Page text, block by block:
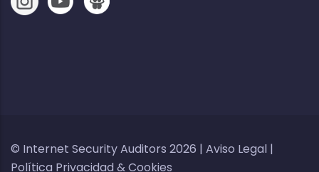
© Internet Security Auditors 2026 | Aviso Legal |
Política Privacidad &Cookies